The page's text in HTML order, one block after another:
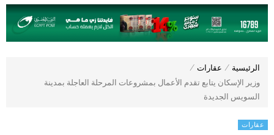
الرئيسية ⁄ عقارات ⁄
وزير الإسكان يتابع تقدم الأعمال بمشروعات المرحلة العاجلة بمدينة
السويس الجديدة
عقارات